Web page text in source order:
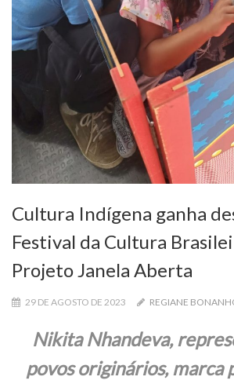
Cultura Indígena ganha
Festival da Cultura
Projeto Janela Aberta
29 DE AGOSTO DE 2023 REGIANE
Nikita Nhandeva,
povos originários, marca